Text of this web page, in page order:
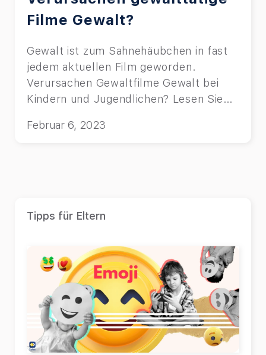
Filme Gewalt?
Gewalt ist zum Sahnehäubchen in fast
jedem aktuellen Film geworden.
Verursachen Gewaltfilme Gewalt bei
Kindern und Jugendlichen? Lesen Sie
Februar 6, 2023
Tipps für Eltern